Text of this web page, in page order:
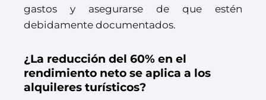
gastos y asegurarse de que estén
debidamente documentados.
¿La reducción del 60% en el
rendimiento neto se aplica a los
alquileres turísticos?